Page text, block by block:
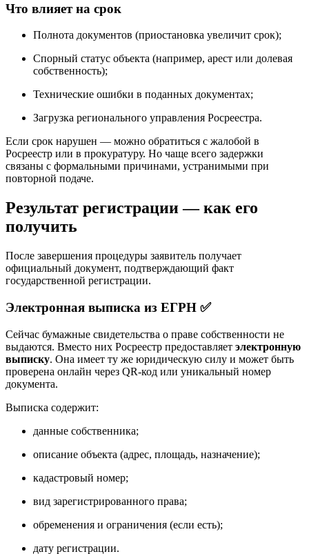
Что влияет на срок
Полнота документов (приостановка увеличит срок);
Спорный статус объекта (например, арест или долевая
собственность);
Технические ошибки в поданных документах;
Загрузка регионального управления Росреестра.
Если срок нарушен — можно обратиться с жалобой в
Росреестр или в прокуратуру. Но чаще всего задержки
связаны с формальными причинами, устранимыми при
повторной подаче.
Результат регистрации — как его
получить
После завершения процедуры заявитель получает
официальный документ, подтверждающий факт
государственной регистрации.
Электронная выписка из ЕГРН ✅
Сейчас бумажные свидетельства о праве собственности не
выдаются. Вместо них Росреестр предоставляет электронную
выписку. Она имеет ту же юридическую силу и может быть
проверена онлайн через QR-код или уникальный номер
документа.
Выписка содержит:
данные собственника;
описание объекта (адрес, площадь, назначение);
кадастровый номер;
вид зарегистрированного права;
обременения и ограничения (если есть);
дату регистрации.